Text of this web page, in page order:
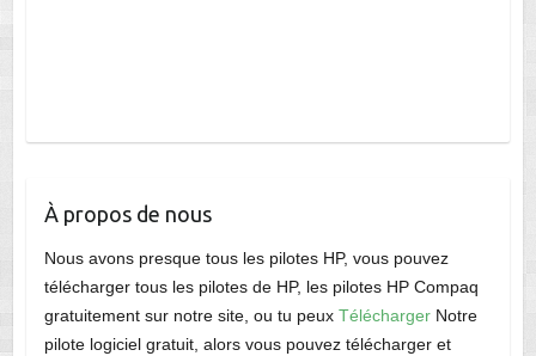
À propos de nous
Nous avons presque tous les pilotes HP, vous pouvez
télécharger tous les pilotes de HP, les pilotes HP Compaq
gratuitement sur notre site, ou tu peux TéléchargerNotre
pilote logiciel gratuit, alors vous pouvez télécharger et